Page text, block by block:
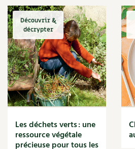
Mare
Marie Chioca
Marmite
Massage
Matériaux
Maux
Méditerranéen
Menace
Mésange
Microflore
Migraine
Découvrir &
décrypter
Les déchets verts : une
ressource végétale
précieuse pour tous les